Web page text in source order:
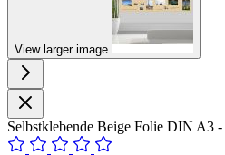
View larger image
Selbstklebende Beige Folie DIN A3 -